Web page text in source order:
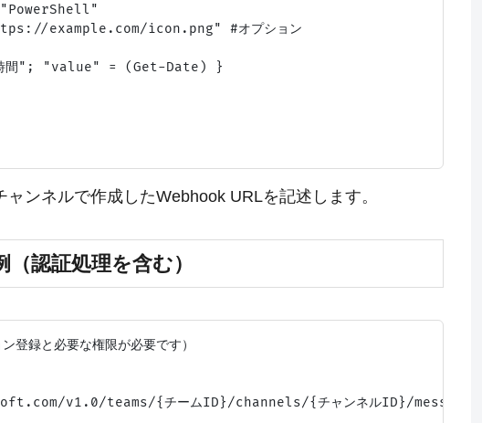
example.com/icon.png" #オプション
"; "value" = (Get-Date) }
ャンネルで作成したWebhook URLを記述します。
認証処理を含む）
録と必要な権限が必要です）
v1.0/teams/{チームID}/channels/{チャンネルID}/messages"